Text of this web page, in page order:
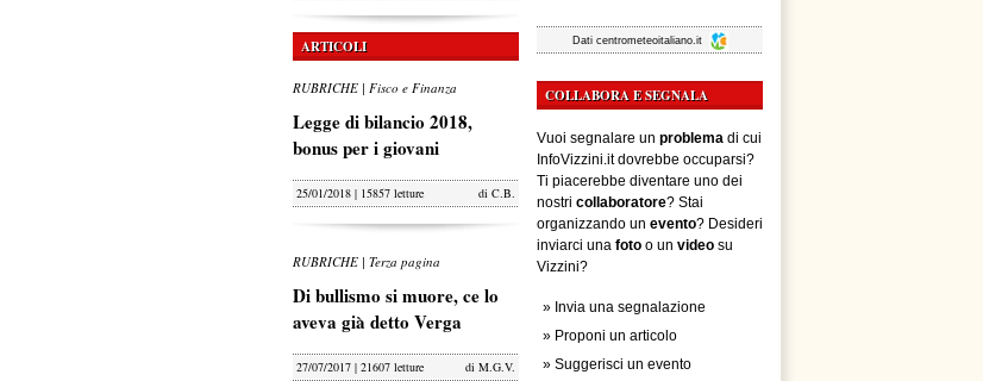
ARTICOLI
RUBRICHE | Fisco e Finanza
Legge di bilancio 2018,
bonus per i giovani
25/01/2018 | 15857 letture di C.B.
RUBRICHE | Terza pagina
Di bullismo si muore, ce lo
aveva già detto Verga
27/07/2017 | 21607 letture di M.G.V.
Dati centrometeoitaliano.it
COLLABORA E SEGNALA
Vuoi segnalare un problema di cui
InfoVizzini.it dovrebbe occuparsi?
Ti piacerebbe diventare uno dei
nostri collaboratore? Stai
organizzando un evento? Desideri
inviarci una foto o un video su
Vizzini?
» Invia una segnalazione
» Proponi un articolo
» Suggerisci un evento